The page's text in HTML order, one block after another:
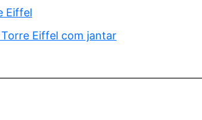
Eiffel
Eiffel com jantar